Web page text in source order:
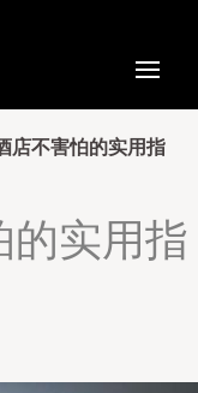
店不害怕的实用指
的实用指